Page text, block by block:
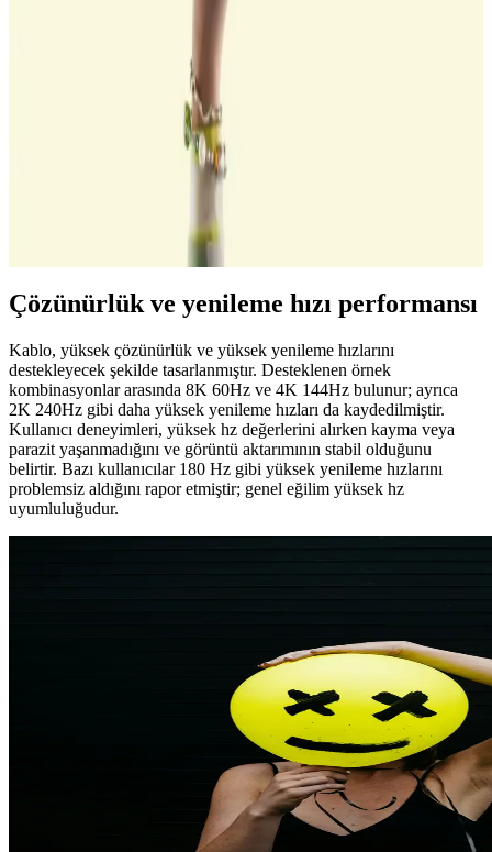
Anker Zolo 20W GaN teknolojili USB-C şarj cihazı, yüksek
performans, güvenlik ve taşınabilirlik sunar. Hızlı şarj, gelişmiş
sıcaklık kontrolü ve şık tasarımıyla günlük ve seyahat ihtiyaçlarınızı
MacBook Neo'nun Tek 4K 60Hz Harici Ekran
Desteği ve Hedef Kullanıcı Profili
MacBook Neo, uygun fiyatıyla temel kullanıcıların ihtiyaçlarına
Öğrenciler ve günlük kullanım için tasarlanmış bu model,
profesyonel çoklu ekran gereksinimlerini karşılamıyor.
Çözünürlük ve yenileme hızı performansı
Kablo, yüksek çözünürlük ve yüksek yenileme hızlarını
destekleyecek şekilde tasarlanmıştır. Desteklenen örnek
kombinasyonlar arasında 8K 60Hz ve 4K 144Hz bulunur; ayrıca
2K 240Hz gibi daha yüksek yenileme hızları da kaydedilmiştir.
Kullanıcı deneyimleri, yüksek hz değerlerini alırken kayma veya
parazit yaşanmadığını ve görüntü aktarımının stabil olduğunu
belirtir. Bazı kullanıcılar 180 Hz gibi yüksek yenileme hızlarını
problemsiz aldığını rapor etmiştir; genel eğilim yüksek hz
uyumluluğudur.